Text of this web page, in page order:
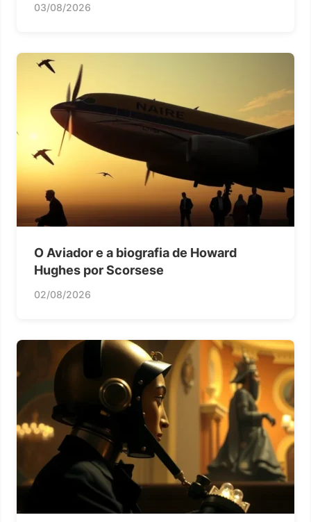
03/08/2026
O Aviador e a biografia de Howard
Hughes por Scorsese
02/08/2026